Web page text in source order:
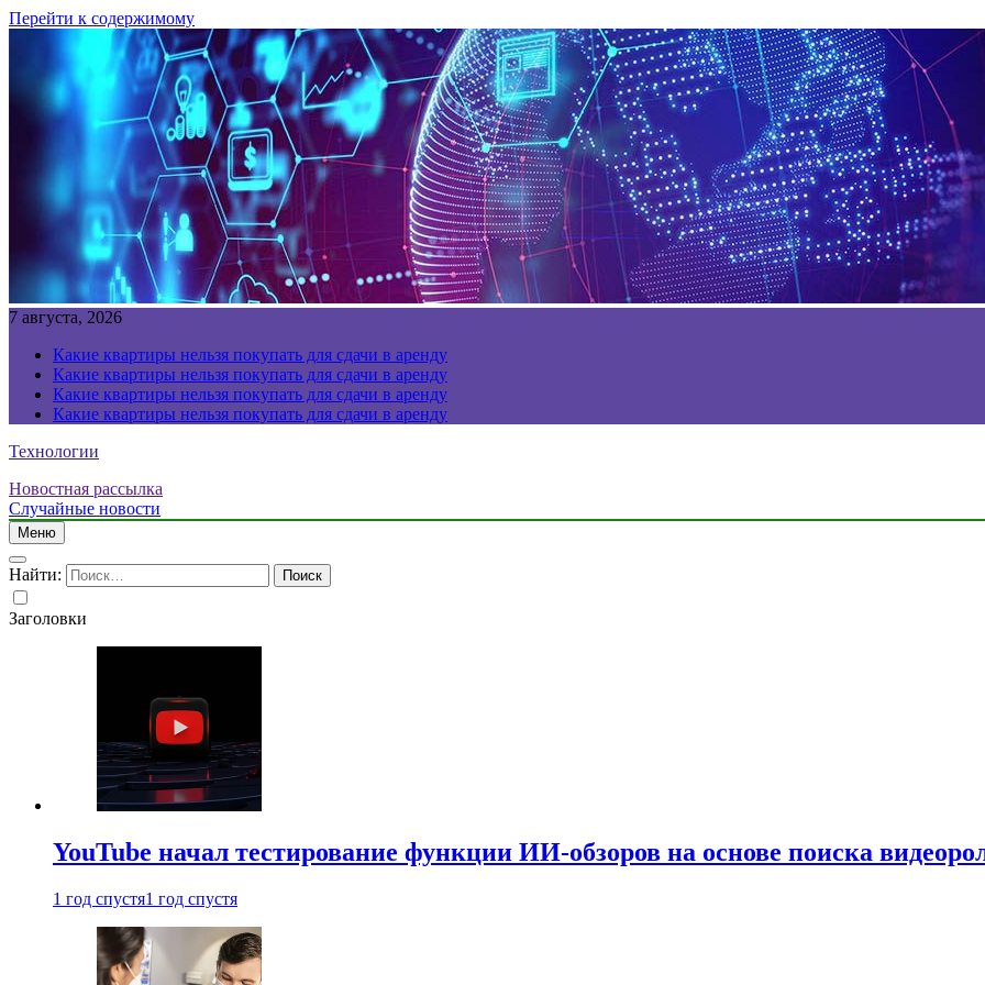
Перейти к содержимому
7 августа, 2026
Какие квартиры нельзя покупать для сдачи в аренду
Какие квартиры нельзя покупать для сдачи в аренду
Какие квартиры нельзя покупать для сдачи в аренду
Какие квартиры нельзя покупать для сдачи в аренду
Технологии
Новостная рассылка
Случайные новости
Меню
Найти:
Заголовки
YouTube начал тестирование функции ИИ-обзоров на основе поиска
1 год спустя1 год спустя